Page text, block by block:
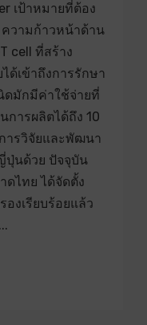
เป้าหมายที่ต้อง
ความก้าวหน้าด้าน
cell ที่สร้าง
ด้เข้าถึงการรักษา
มักมีค่าใช้จ่ายที่
ารผลิตได้ถึง 10
ารวิจัยและพัฒนา
ปุ่นด้วย ปัจจุบัน
ไทย ได้จัดตั้ง
งเรียบร้อยแล้ว